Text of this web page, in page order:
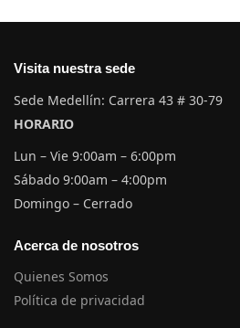
Visita nuestra sede
Sede Medellín: Carrera 43 # 30-79
HORARIO
Lun – Vie 9:00am – 6:00pm
Sábado 9:00am – 4:00pm
Domingo – Cerrado
Acerca de nosotros
Quienes Somos
Política de privacidad